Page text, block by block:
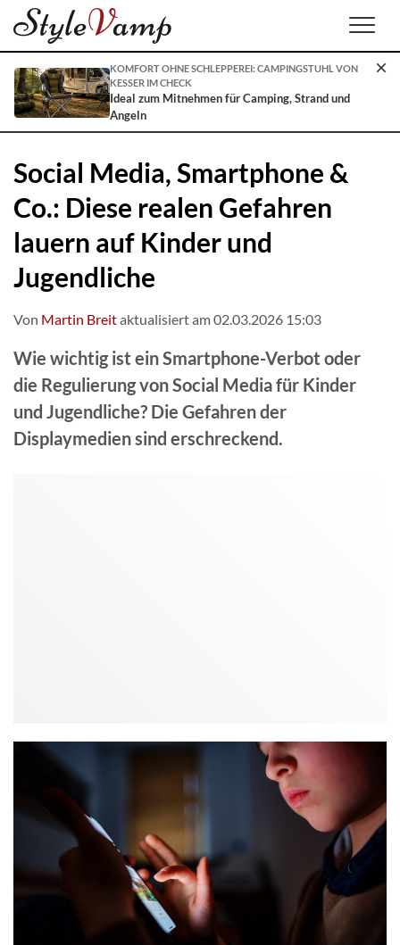
KOMFORT OHNE SCHLEPPEREI: CAMPINGSTUHL VON
KESSER IM CHECK
Ideal zum Mitnehmen für Camping, Strand und
Angeln
Social Media, Smartphone &
Co.: Diese realen Gefahren
lauern auf Kinder und
Jugendliche
Von Martin Breitaktualisiert am 02.03.2026 15:03
Wie wichtig ist ein Smartphone-Verbot oder
die Regulierung von Social Media für Kinder
und Jugendliche? Die Gefahren der
Displaymedien sind erschreckend.